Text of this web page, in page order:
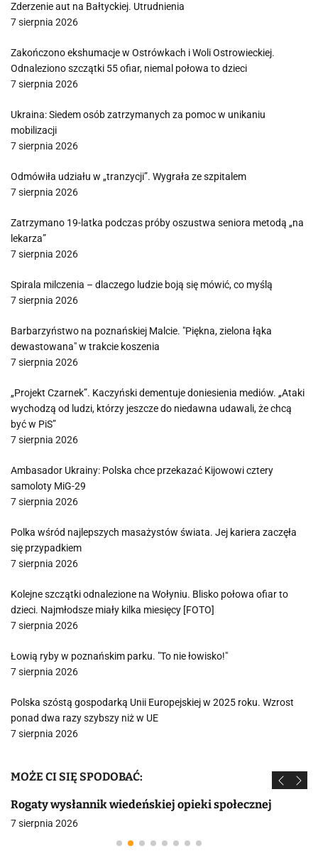
Zderzenie aut na Bałtyckiej. Utrudnienia
7 sierpnia 2026
Zakończono ekshumacje w Ostrówkach i Woli Ostrowieckiej.
Odnaleziono szczątki 55 ofiar, niemal połowa to dzieci
7 sierpnia 2026
Ukraina: Siedem osób zatrzymanych za pomoc w unikaniu
mobilizacji
7 sierpnia 2026
Odmówiła udziału w „tranzycji”. Wygrała ze szpitalem
7 sierpnia 2026
Zatrzymano 19-latka podczas próby oszustwa seniora metodą „na
lekarza”
7 sierpnia 2026
Spirala milczenia – dlaczego ludzie boją się mówić, co myślą
7 sierpnia 2026
Barbarzyństwo na poznańskiej Malcie. "Piękna, zielona łąka
dewastowana" w trakcie koszenia
7 sierpnia 2026
„Projekt Czarnek”. Kaczyński dementuje doniesienia mediów. „Ataki
wychodzą od ludzi, którzy jeszcze do niedawna udawali, że chcą
być w PiS”
7 sierpnia 2026
Ambasador Ukrainy: Polska chce przekazać Kijowowi cztery
samoloty MiG-29
7 sierpnia 2026
Polka wśród najlepszych masażystów świata. Jej kariera zaczęła
się przypadkiem
7 sierpnia 2026
Kolejne szczątki odnalezione na Wołyniu. Blisko połowa ofiar to
dzieci. Najmłodsze miały kilka miesięcy [FOTO]
7 sierpnia 2026
Łowią ryby w poznańskim parku. "To nie łowisko!"
7 sierpnia 2026
Polska szóstą gospodarką Unii Europejskiej w 2025 roku. Wzrost
ponad dwa razy szybszy niż w UE
7 sierpnia 2026
MOŻE CI SIĘ SPODOBAĆ:
Rogaty wysłannik wiedeńskiej opieki społecznej
7 sierpnia 2026